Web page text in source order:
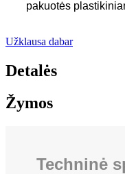
pakuotės
Užklausa dabar
Detalės
Žymos
Techninė